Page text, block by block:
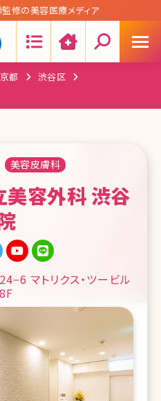
修の美容医療メディア
都
渋谷区
美容皮膚科
美容外科 渋谷
マトリクス・ツービル
8F